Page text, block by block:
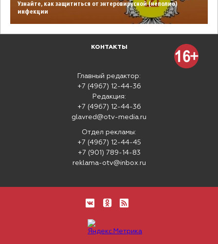
Узнайте, как защититься от энтеровирусной (неполио)
инфекции
КОНТАКТЫ
Главный редактор:
+7 (4967) 12-44-36
Редакция:
+7 (4967) 12-44-36
glavred@otv-media.ru
Отдел рекламы:
+7 (4967) 12-44-45
+7 (901) 789-14-83
reklama-otv@inbox.ru